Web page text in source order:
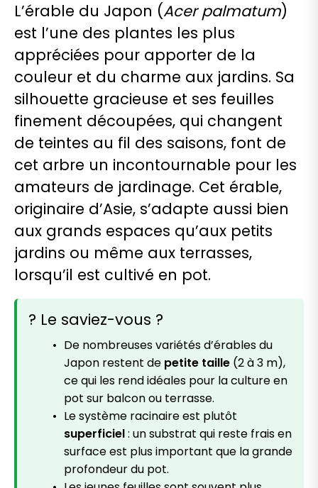
L’érable du Japon (Acer palmatum)
est l’une des plantes les plus
appréciées pour apporter de la
couleur et du charme aux jardins. Sa
silhouette gracieuse et ses feuilles
finement découpées, qui changent
de teintes au fil des saisons, font de
cet arbre un incontournable pour les
amateurs de jardinage. Cet érable,
originaire d’Asie, s’adapte aussi bien
aux grands espaces qu’aux petits
jardins ou même aux terrasses,
lorsqu’il est cultivé en pot.
? Le saviez-vous ?
De nombreuses variétés d’érables du
Japon restent de petite taille (2 à 3 m),
ce qui les rend idéales pour la culture en
pot sur balcon ou terrasse.
Le système racinaire est plutôt
superficiel: un substrat qui reste frais en
surface est plus important que la grande
profondeur du pot.